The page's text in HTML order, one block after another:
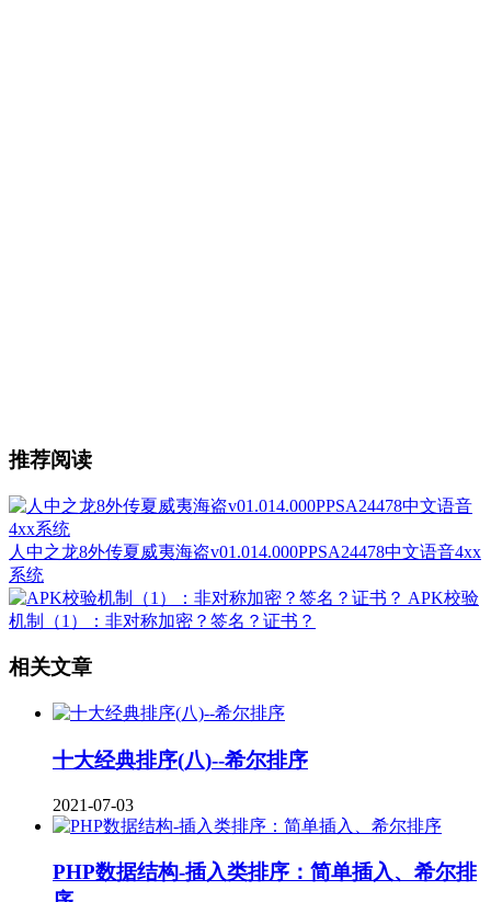
推荐阅读
人中之龙8外传夏威夷海盗v01.014.000PPSA24478中文语音4xx
系统
APK校验
机制（1）：非对称加密？签名？证书？
相关文章
十大经典排序(八)--希尔排序
2021-07-03
PHP数据结构-插入类排序：简单插入、希尔排